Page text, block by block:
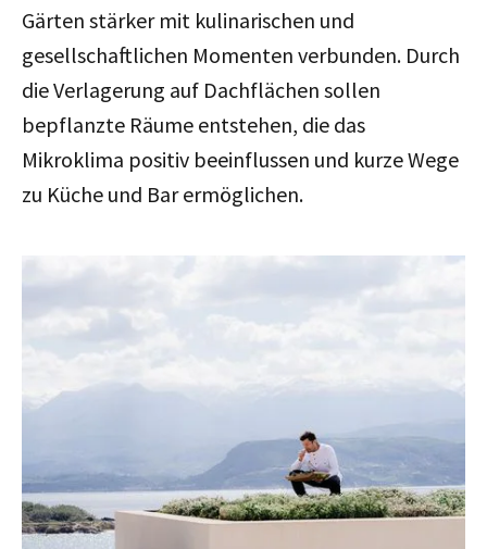
Gärten stärker mit kulinarischen und
gesellschaftlichen Momenten verbunden. Durch
die Verlagerung auf Dachflächen sollen
bepflanzte Räume entstehen, die das
Mikroklima positiv beeinflussen und kurze Wege
zu Küche und Bar ermöglichen.